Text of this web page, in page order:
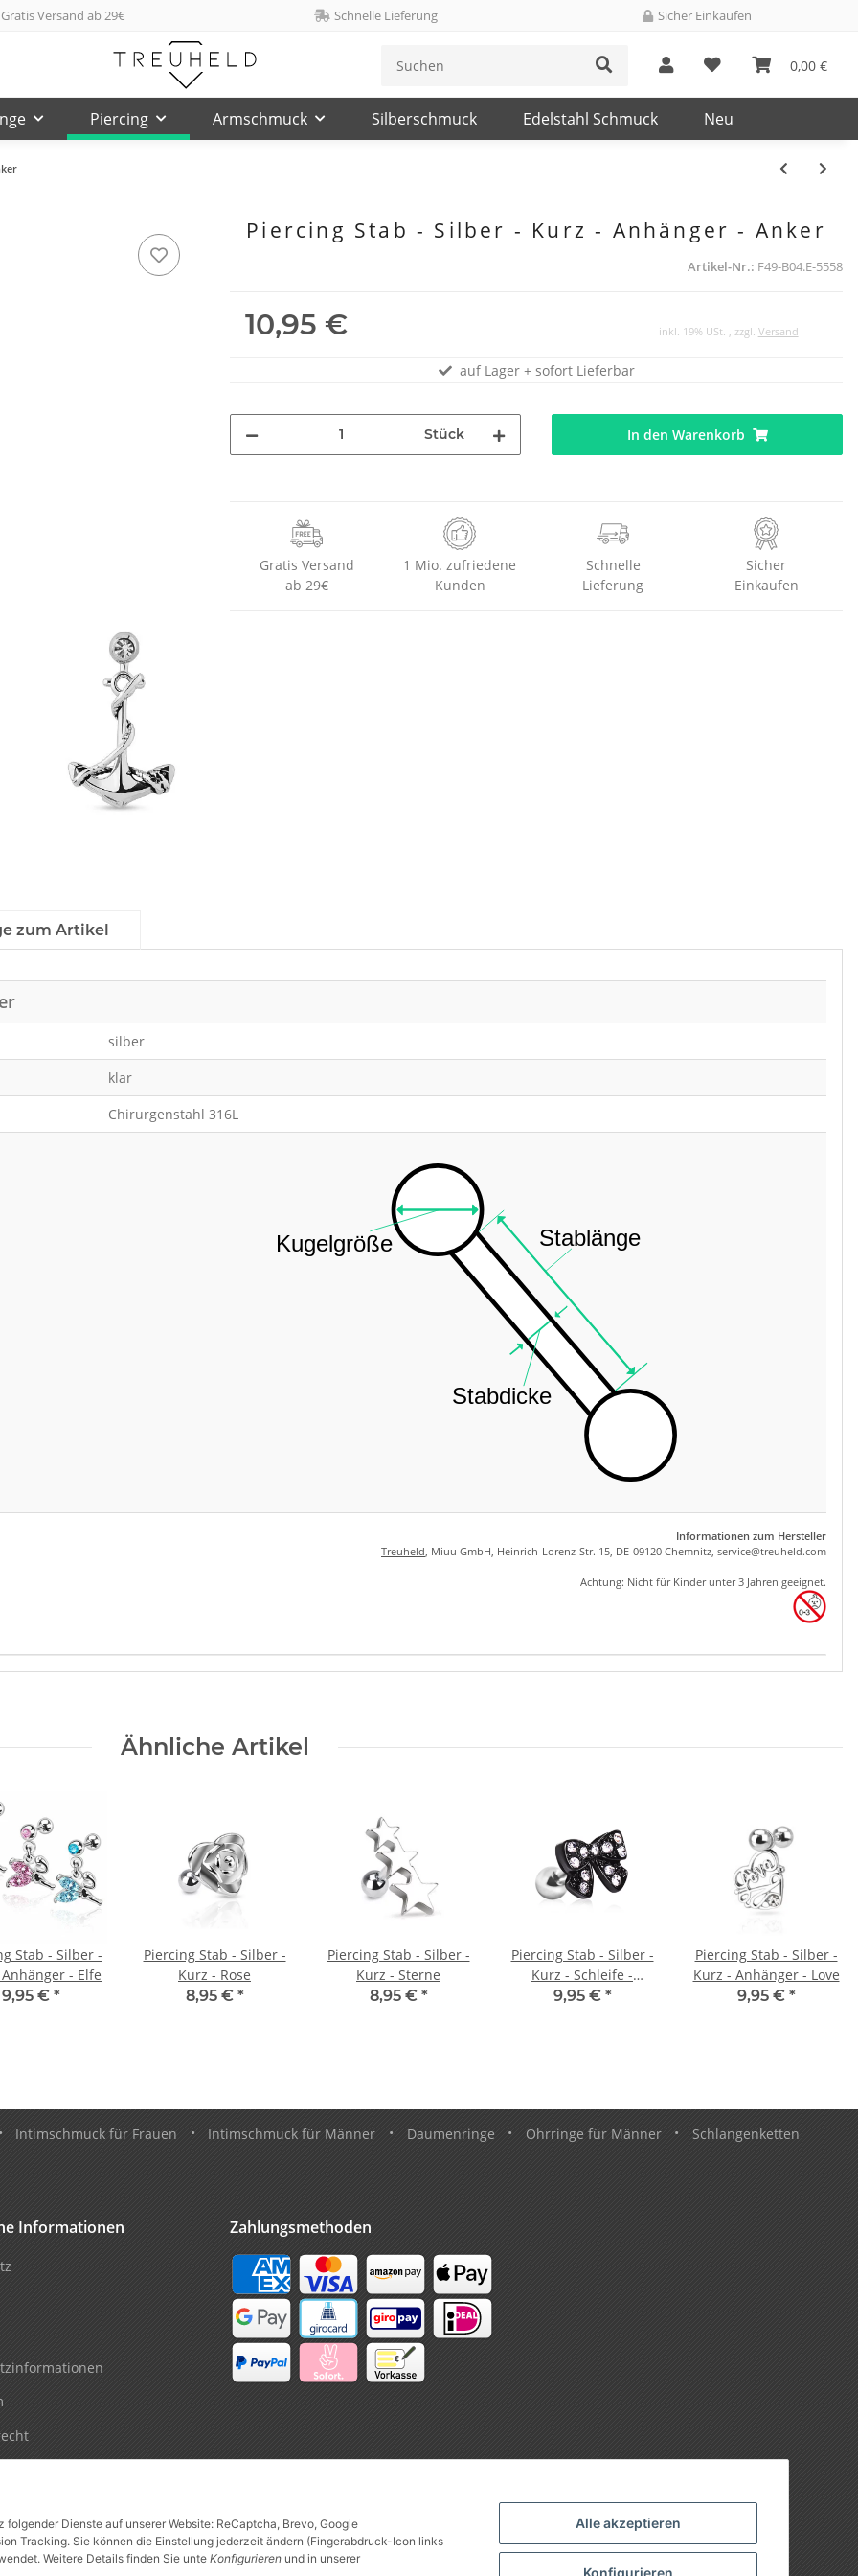
Alle akzeptieren
Konfigurieren
Dienste auf unserer Website: ReCaptcha, Brevo, Google
Tracking. Sie können die Einstellung jederzeit ändern (Fingerabdruck-Icon links
Weitere Details finden Sie unte Konfigurieren und in unserer
Gratis Versand ab 29€ Schnelle Lieferung Sicher Einkaufen
0,00 €
Piercing Armschmuck Silberschmuck Edelstahl Schmuck Neu
Piercing Stab - Silber - Kurz - Anhänger - Anker
Artikel-Nr.: F49-B04.E-5558
10,95 € inkl. 19% USt. , zzgl. Versand
auf Lager + sofort Lieferbar
Stück In den Warenkorb
Gratis Versand
ab 29€
1 Mio. zufriedene
Kunden
Schnelle
Lieferung
Sicher
Einkaufen
zum Artikel
silber
klar
Chirurgenstahl 316L
Informationen zum Hersteller
Treuheld, Miuu GmbH, Heinrich-Lorenz-Str. 15, DE-09120 Chemnitz, service@treuheld.com
Achtung: Nicht für Kinder unter 3 Jahren geeignet.
Ähnliche Artikel
Stab - Silber -
- Elfe
9,95 € *
Piercing Stab - Silber -
Kurz - Rose
8,95 € *
Piercing Stab - Silber -
Kurz - Sterne
8,95 € *
Piercing Stab - Silber -
Kurz - Schleife -
Kristalle
9,95 € *
Piercing Stab - Silber -
Kurz - Anhänger - Love
9,95 € *
• Intimschmuck für Frauen • Intimschmuck für Männer • Daumenringe • Ohrringe für Männer • Schlangenketten
Informationen Zahlungsmethoden